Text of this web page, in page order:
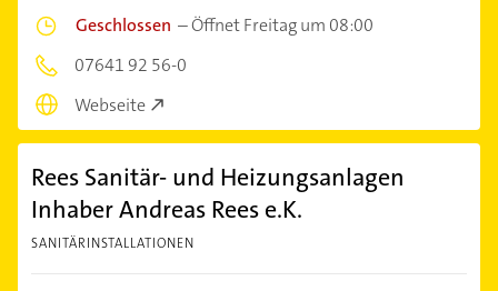
Geschlossen –Öffnet Freitag um 08:00
07641 92 56-0
Webseite
Rees Sanitär- und Heizungsanlagen
Inhaber Andreas Rees e.K.
SANITÄRINSTALLATIONEN